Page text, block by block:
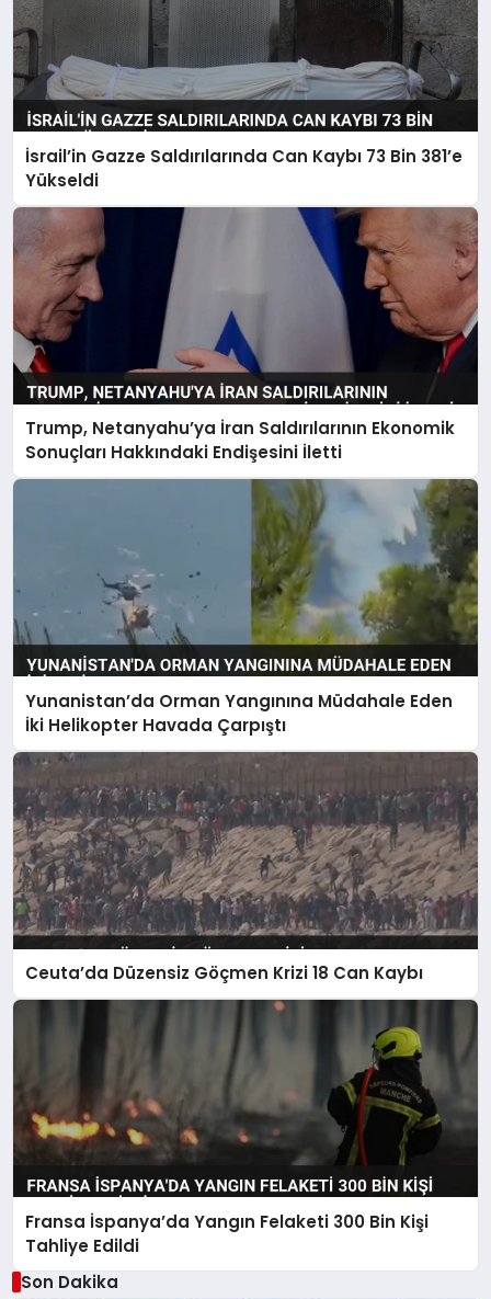
İsrail’in Gazze Saldırılarında Can Kaybı 73 Bin 381’e
Yükseldi
Trump, Netanyahu’ya İran Saldırılarının Ekonomik
Sonuçları Hakkındaki Endişesini İletti
Yunanistan’da Orman Yangınına Müdahale Eden
İki Helikopter Havada Çarpıştı
Ceuta’da Düzensiz Göçmen Krizi 18 Can Kaybı
Fransa İspanya’da Yangın Felaketi 300 Bin Kişi
Tahliye Edildi
Son Dakika